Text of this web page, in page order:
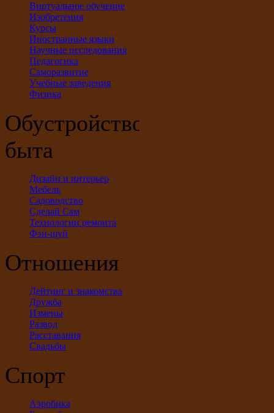
Виртуальное обучение
Изобретения
Курсы
Иностранные языки
Научные исследования
Педагогика
Саморазвитие
Учебные заведения
Физика
Обустройство
быта
Дизайн и интерьер
Мебель
Садоводство
Сделай Сам
Технологии ремонта
Фэн-шуй
Отношения
Дейтинг и знакомства
Дружба
Измены
Развод
Расставания
Свадьбы
Спорт
Аэробика